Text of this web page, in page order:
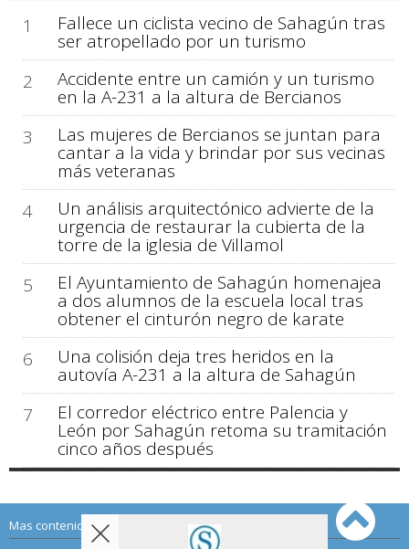
1 Fallece un ciclista vecino de Sahagún tras
ser atropellado por un turismo
2
Accidente entre un camión y un turismo
en la A-231 a la altura de Bercianos
3
Las mujeres de Bercianos se juntan para
cantar a la vida y brindar por sus vecinas
más veteranas
4
Un análisis arquitectónico advierte de la
urgencia de restaurar la cubierta de la
torre de la iglesia de Villamol
5
El Ayuntamiento de Sahagún homenajea
a dos alumnos de la escuela local tras
obtener el cinturón negro de karate
6
Una colisión deja tres heridos en la
autovía A-231 a la altura de Sahagún
7
El corredor eléctrico entre Palencia y
León por Sahagún retoma su tramitación
cinco años después
Mas contenido de Sahagún Digital: